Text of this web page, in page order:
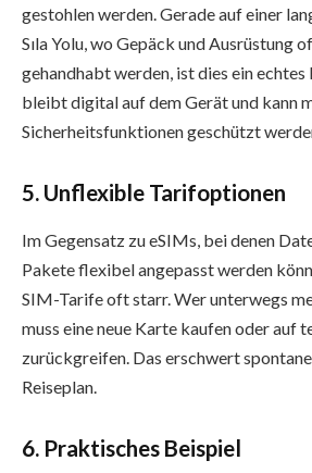
gestohlen werden. Gerade auf einer
Sıla Yolu, wo Gepäck und Ausrüstung
gehandhabt werden, ist dies ein echtes
bleibt digital auf dem Gerät und kann
Sicherheitsfunktionen geschützt
5. Unflexible Tarifoptionen
Im Gegensatz zu eSIMs, bei denen
Pakete flexibel angepasst werden
SIM-Tarife oft starr. Wer unterwegs
muss eine neue Karte kaufen oder auf
zurückgreifen. Das erschwert
Reiseplan.
6. Praktisches Beispiel